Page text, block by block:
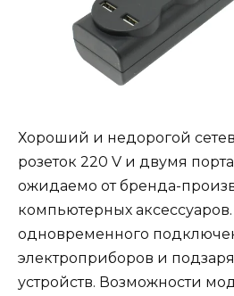
Хороший и недорогой
розеток 220 V и двумя
ожидаемо от бренда-
компьютерных
одновременного
электроприборов и
устройств. Возможности